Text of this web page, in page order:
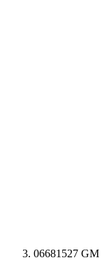
06681527 GM